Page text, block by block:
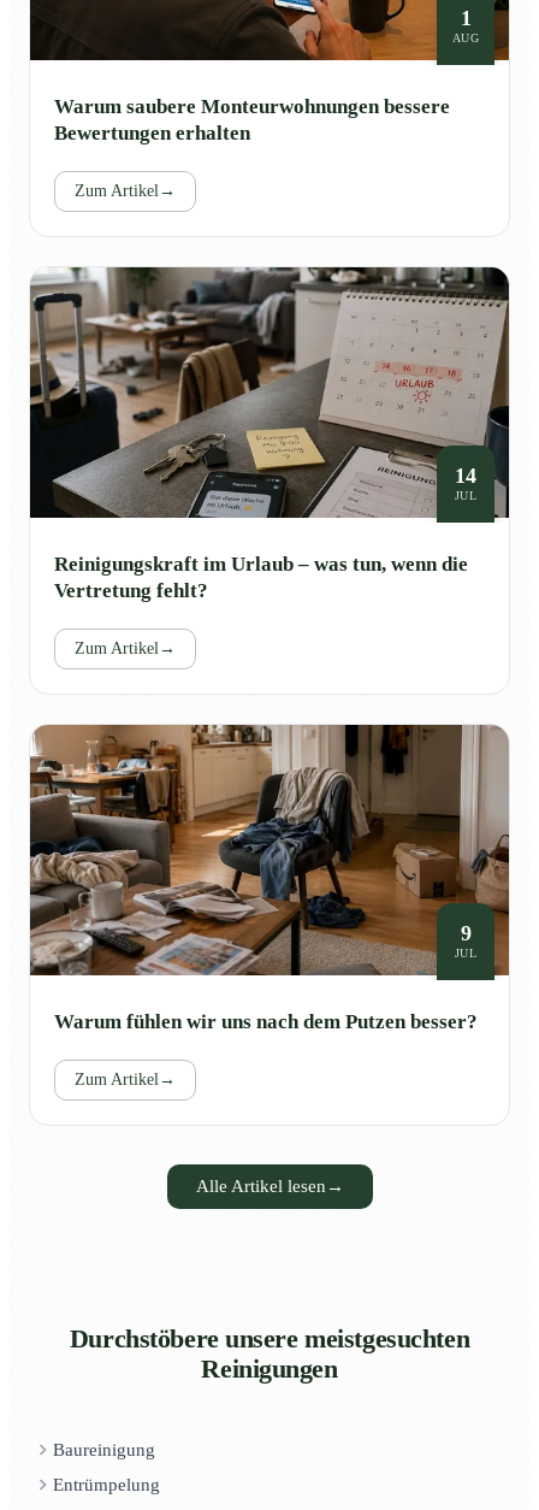
1
AUG
Warum saubere Monteurwohnungen bessere
Bewertungen erhalten
Zum Artikel →
14
JUL
Reinigungskraft im Urlaub – was tun, wenn die
Vertretung fehlt?
Zum Artikel →
9
JUL
Warum fühlen wir uns nach dem Putzen besser?
Zum Artikel →
Alle Artikel lesen →
Durchstöbere unsere meistgesuchten
Reinigungen
Baureinigung
Entrümpelung